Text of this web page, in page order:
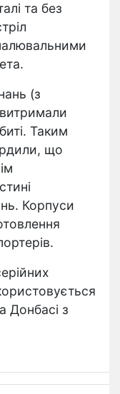
та без
(з
Таким
що
Корпуси
Донбасі з